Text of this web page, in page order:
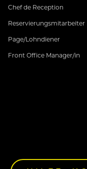
Chef de Reception
Reservierungsmitarbeiter
Page/Lohndiener
Front Office Manager/in